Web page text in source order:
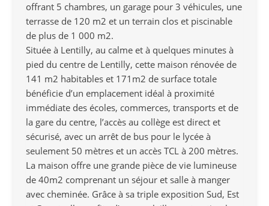
offrant 5 chambres, un garage pour 3 véhicules, une
terrasse de 120 m2 et un terrain clos et piscinable
de plus de 1 000 m2.
Située à Lentilly, au calme et à quelques minutes à
pied du centre de Lentilly, cette maison rénovée de
141 m2 habitables et 171m2 de surface totale
bénéficie d’un emplacement idéal à proximité
immédiate des écoles, commerces, transports et de
la gare du centre, l’accès au collège est direct et
sécurisé, avec un arrêt de bus pour le lycée à
seulement 50 mètres et un accès TCL à 200 mètres.
La maison offre une grande pièce de vie lumineuse
de 40m2 comprenant un séjour et salle à manger
avec cheminée. Grâce à sa triple exposition Sud, Est